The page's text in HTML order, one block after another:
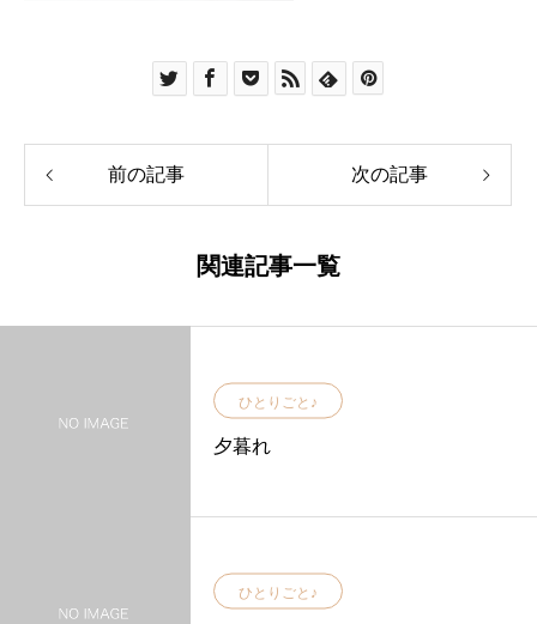
前の記事 次の記事
関連記事一覧
ひとりごと♪
夕暮れ
ひとりごと♪